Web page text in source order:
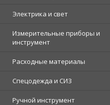
Электрика и свет
Измерительные приборы и
инструмент
Расходные материалы
Спецодежда и СИЗ
Ручной инструмент